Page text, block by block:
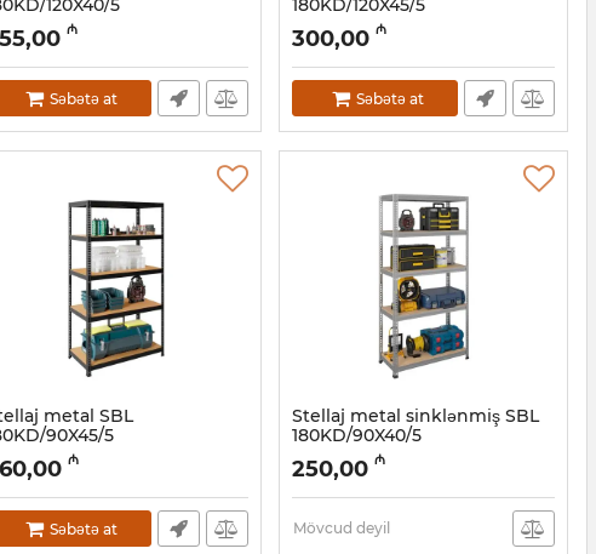
120X40/5
032001122
₼
Səbətə at
180KD/120X45/5
Artikul: 032001124
300,00 ₼
Səbətə at
metal SBL
90X45/5
032001119
₼
Səbətə at
Stellaj metal sinklənmiş SBL
180KD/90X40/5
Artikul: 032001118
250,00 ₼
Mövcud deyil